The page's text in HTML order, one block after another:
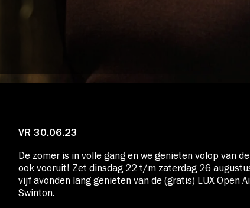
VR 30.06.23
De zomer is in volle gang en we genieten volop van
ook vooruit! Zet dinsdag 22 t/m zaterdag 26
vijf avonden lang genieten van de (gratis) LUX Open
Swinton.